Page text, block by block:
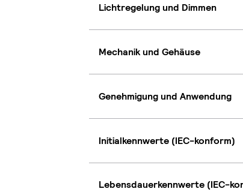
Lichtregelung und Dimmen
Mechanik und Gehäuse
Genehmigung und Anwendung
Initialkennwerte (IEC-konform)
Lebensdauerkennwerte (IEC-